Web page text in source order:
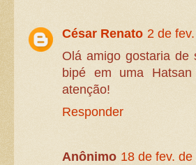
César Renato 2 de
Olá amigo gostaria
bipé em uma
atenção!
Responder
Anônimo 18 de fev.